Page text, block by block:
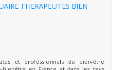
THERAPEUTES BIEN-
et professionnels du bien-être